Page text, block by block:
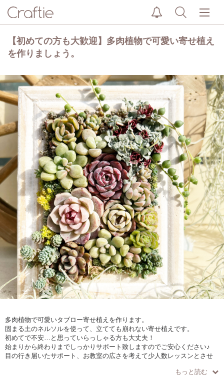
【初めての方も大歓迎】多肉植物で可愛い寄せ植え
を作りましょう。
多肉植物で可愛いタブロー寄せ植えを作ります。
固まる土のネルソルを使って、立てても崩れない寄せ植えです。
初めてで不安…と思っていらっしゃる方も大丈夫！
始まりから終わりまでしっかりサポート致しますのでご安心ください♪
目の行き届いたサポート、お教室の広さを考えて少人数レッスンとさせ
小さなお子様をお連れの方は、恐れいりますがお教室の広さや寄せ植え
もっと読む